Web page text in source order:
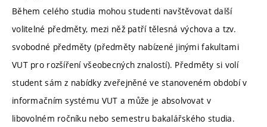
Během celého studia mohou studenti navštěvovat další
volitelné předměty, mezi něž patří tělesná výchova a tzv.
svobodné předměty (předměty nabízené jinými fakultami
VUT pro rozšíření všeobecných znalostí). Předměty si volí
student sám z nabídky zveřejněné ve stanoveném období v
informačním systému VUT a může je absolvovat v
libovolném ročníku nebo semestru bakalářského studia.